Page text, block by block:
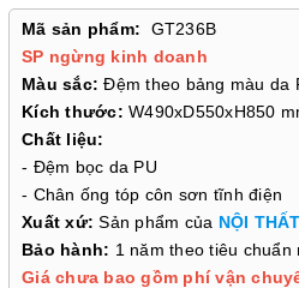
Mã sản phẩm:
GT236B
SP ngừng kinh doanh
Màu sắc: Đệm theo bảng màu da
Kích thước: W490xD550xH850
Chất liệu:
- Đệm bọc da PU
- Chân ống tóp côn sơn tĩnh điện
Xuất xứ: Sản phẩm của NỘI
Bảo hành: 1 năm theo tiêu chuẩn
Giá chưa bao gồm phí vận